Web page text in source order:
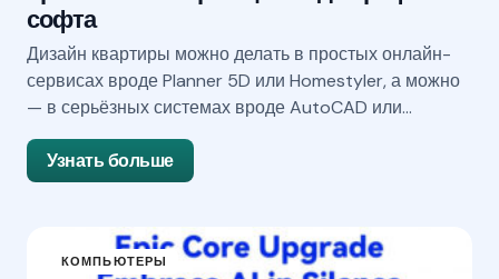
софта
Дизайн квартиры можно делать в простых онлайн-
сервисах вроде Planner 5D или Homestyler, а можно
— в серьёзных системах вроде AutoCAD или…
Узнать больше
КОМПЬЮТЕРЫ